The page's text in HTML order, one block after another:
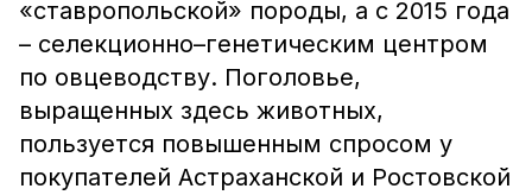
«ставропольской» породы, а с 2015 года
– селекционно–генетическим центром
по овцеводству. Поголовье,
выращенных здесь животных,
пользуется повышенным спросом у
покупателей Астраханской и Ростовской